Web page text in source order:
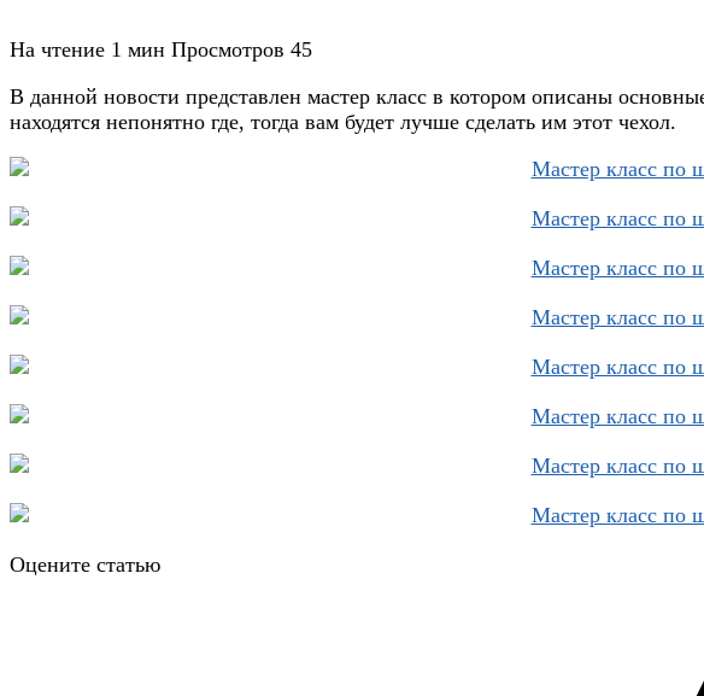
На чтение 1 мин Просмотров 45
В данной новости представлен мастер класс в котором описаны
находятся непонятно где, тогда вам будет лучше сделать им этот чехол.
Оцените статью